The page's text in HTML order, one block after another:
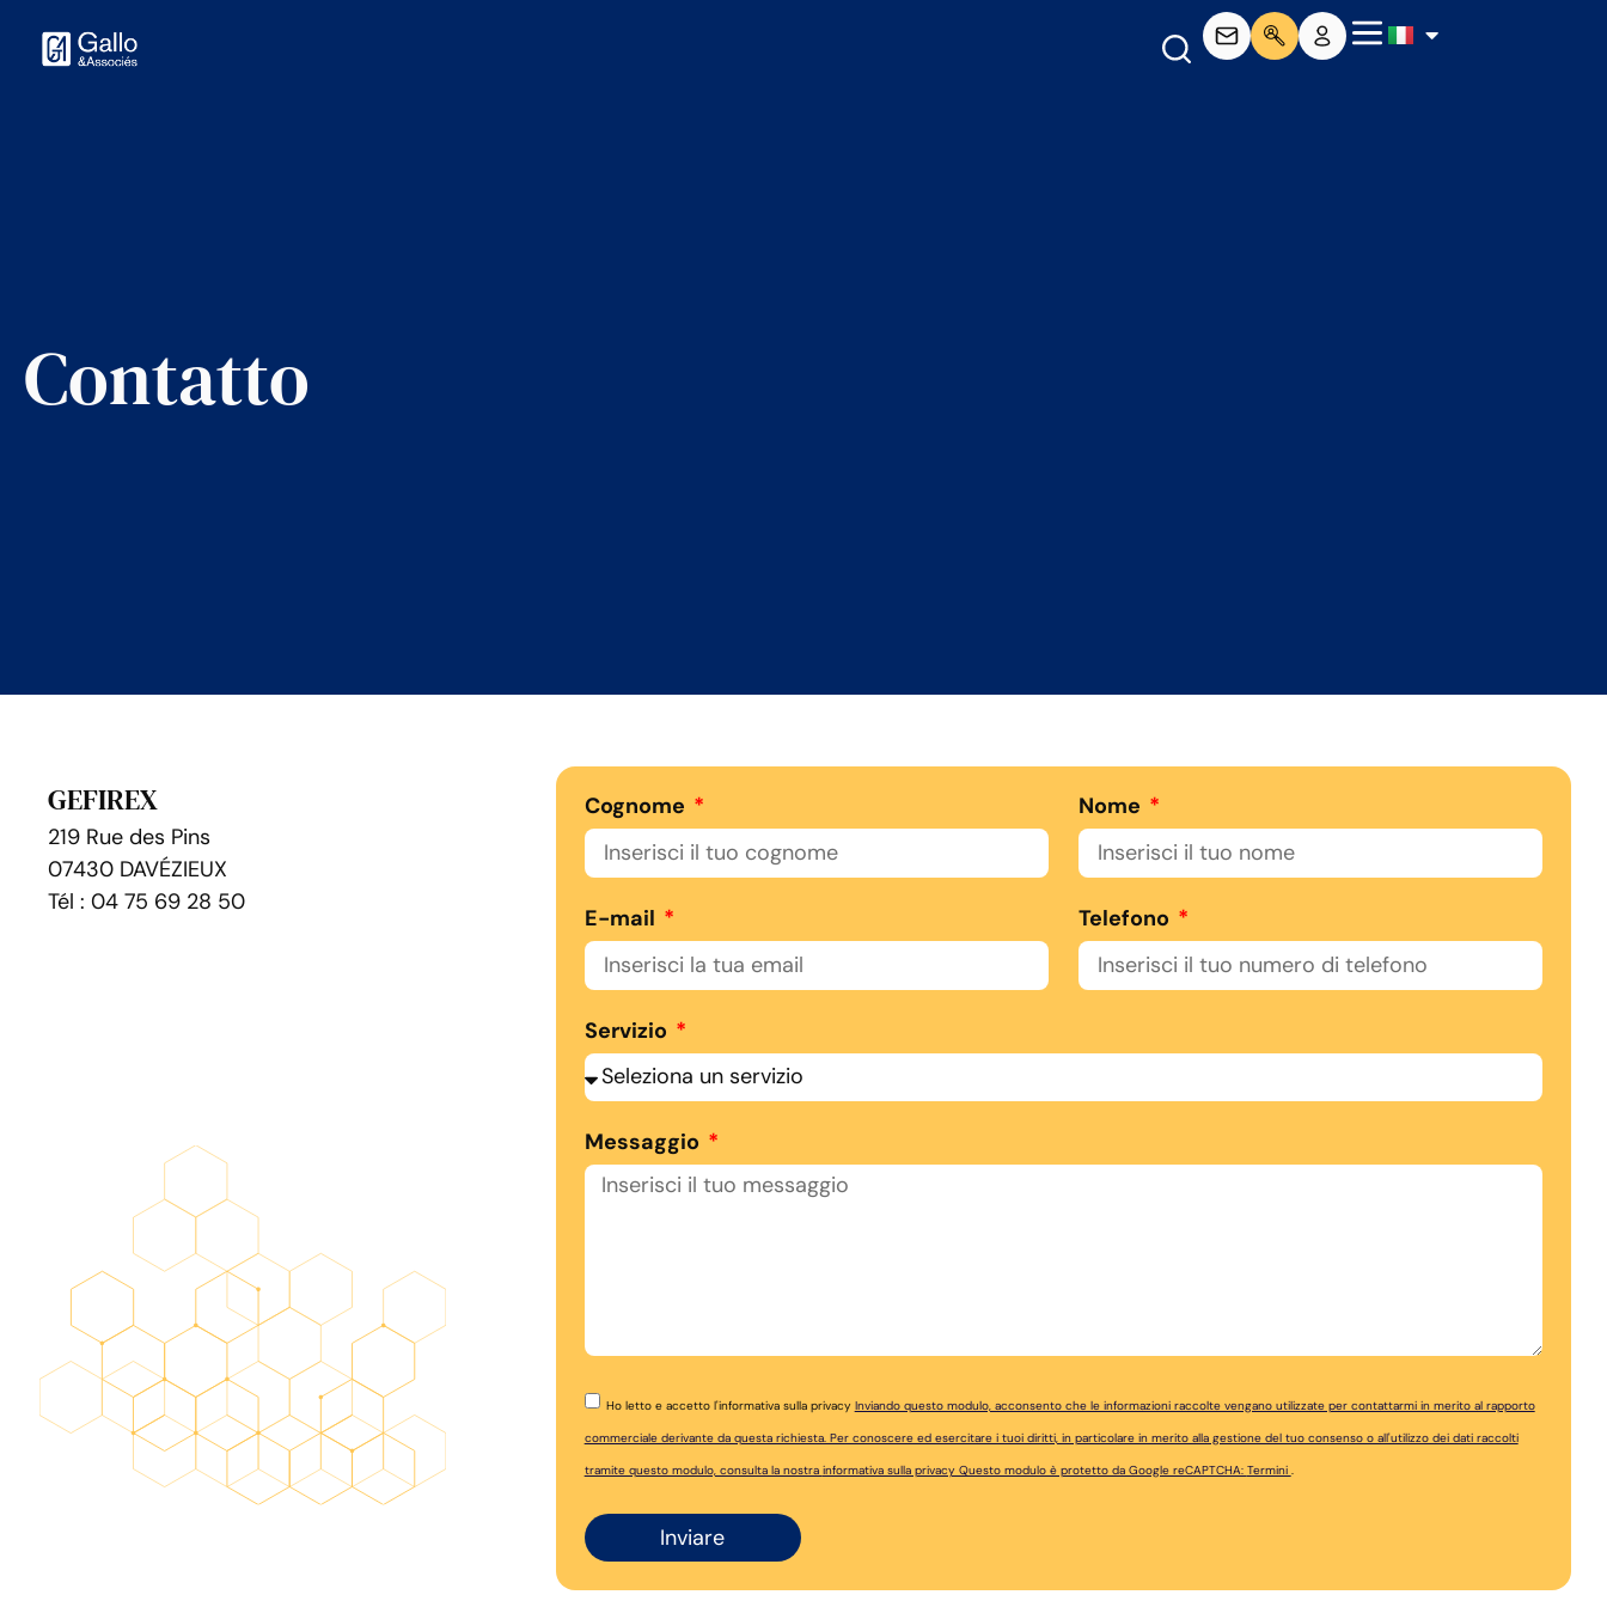
Contatto
GEFIREX
219 Rue des Pins
07430 DAVÉZIEUX
Tél : 04 75 69 28 50
Cognome Nome
E-mail Telefono
Servizio
Messaggio
Ho letto e accetto l'informativa sulla privacy Inviando questo modulo, acconsento che le informazioni raccolte vengano utilizzate per contattarmi in merito al rapporto
commerciale derivante da questa richiesta. Per conoscere ed esercitare i tuoi diritti, in particolare in merito alla gestione del tuo consenso o all'utilizzo dei dati raccolti
tramite questo modulo, consulta la nostra informativa sulla privacy Questo modulo è protetto da Google reCAPTCHA: Termini .
Inviare